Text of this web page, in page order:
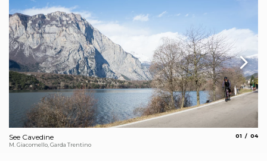
See Cavedine
M. Giacomello, Garda Trentino
01 04